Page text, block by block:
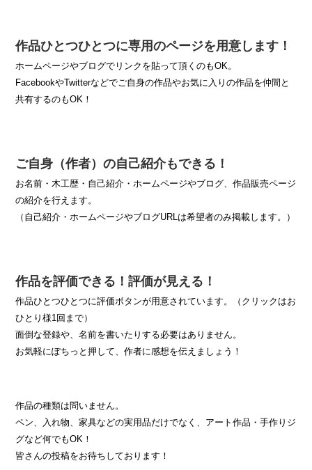
作品ひとつひとつに専用のページを用意します！
ホームページやブログでリンクを貼って頂くのもOK。
FacebookやTwitterなどでご自身の作品やお気に入りの作品を仲間と
共有するのもOK！
ご自身（作者）の自己紹介もできる！
お名前・木工歴・自己紹介・ホームページやブログ、作品販売ページ
の紹介を行えます。
（自己紹介・ホームページやブログURLは希望者のみ掲載します。）
作品を評価できる！評価が見える！
作品ひとつひとつに評価ボタンが用意されています。（クリックはお
ひとり様1回まで）
面倒な登録や、名前を書いたりする必要はありません。
お気軽にぽちっと押して、作者に感想を伝えましょう！
作品の種類は問いません。
ペン、入れ物、家具などの実用品だけでなく、アート作品・手作りジ
グなど何でもOK！
皆さんの投稿をお待ちしております！